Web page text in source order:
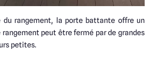
du rangement, la porte battante offre un
rangement peut être fermé par de grandes
petites.